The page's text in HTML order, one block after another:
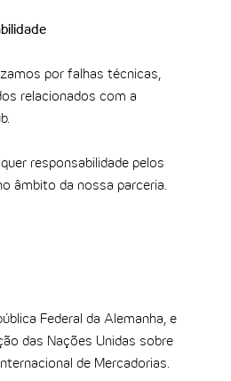
por falhas técnicas,
relacionados com a
responsabilidade pelos
âmbito da nossa parceria.
Federal da Alemanha, e
das Nações Unidas sobre
de Mercadorias.